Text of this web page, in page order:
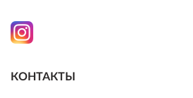
КОНТАКТЫ